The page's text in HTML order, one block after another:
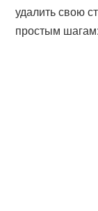
удалить свою
простым шагам: